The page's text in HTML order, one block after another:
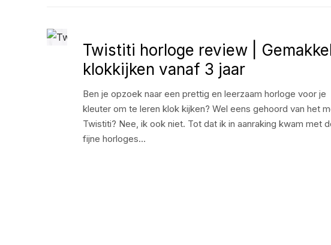
Twistiti horloge review |
klokkijken vanaf 3 jaar
Ben je opzoek naar een prettig en leerzaam horloge voor je
kleuter om te leren klok kijken? Wel eens gehoord van het
Twistiti? Nee, ik ook niet. Tot dat ik in aanraking kwam met
fijne horloges…